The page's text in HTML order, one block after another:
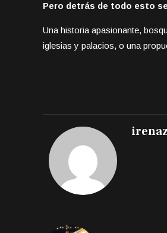
Pero detrás de todo esto
Una historia apasionante,
iglesias y palacios, o una
irenaz